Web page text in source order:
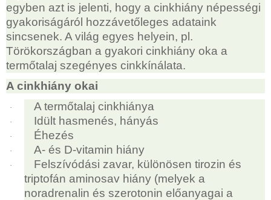
egyben azt is jelenti, hogy a cinkhiány népességi
gyakoriságáról hozzávetőleges adataink
sincsenek. A világ egyes helyein, pl.
Törökországban a gyakori cinkhiány oka a
termőtalaj szegényes cinkkínálata.
A cinkhiány okai
· A termőtalaj cinkhiánya
· Idült hasmenés, hányás
· Éhezés
· A- és D-vitamin hiány
·
Felszívódási zavar, különösen tirozin és
triptofán aminosav hiány (melyek a
noradrenalin és szerotonin előanyagai a